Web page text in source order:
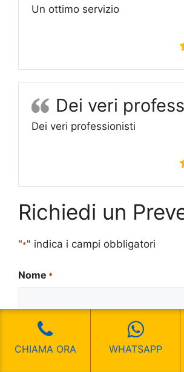
Un ottimo servizio
Dei veri
Dei veri professionisti
Richiedi un
"*" indica i campi obbligatori
Nome *
Nome
CHIAMA ORA WHATSAPP